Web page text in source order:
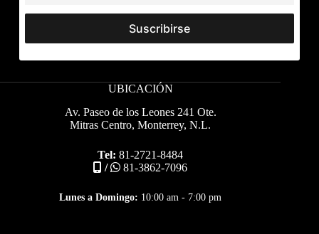
UBICACIÓN
Av. Paseo de los Leones 241 Ote.
Mitras Centro, Monterrey, N.L.
Tel: 81-2721-8484
/
81-3862-7096
Lunes a Domingo: 10:00 am - 7:00 pm